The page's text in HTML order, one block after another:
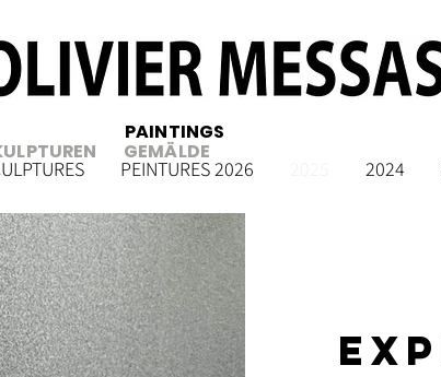
PEINTURES 2026 2024
PAINTINGS
GEMÄLDE